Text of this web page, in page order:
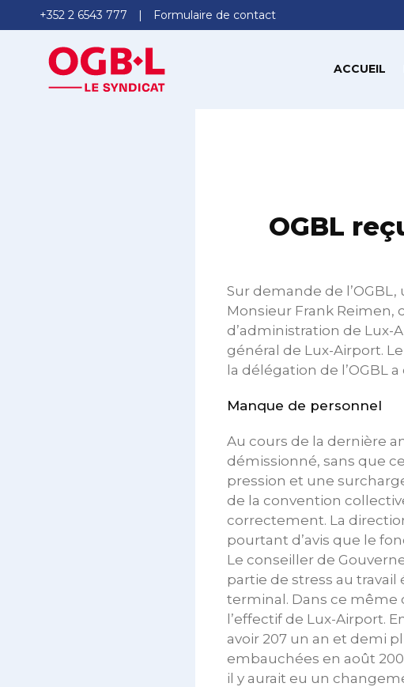
+352 2 6543 777 Formulaire de contact
ACCUEIL
OGBL
Sur demande de
Monsieur Frank Reimen,
d’administration de Lux-
général de Lux-Airport.
la délégation de l’OGBL
Manque de personnel
Au cours de la dernière
démissionné, sans que
pression et une
de la convention
correctement. La
pourtant d’avis que le
Le conseiller de
partie de stress au
terminal. Dans ce même
l’effectif de Lux-Airport.
avoir 207 un an et demi
embauchées en août
il y aurait eu un